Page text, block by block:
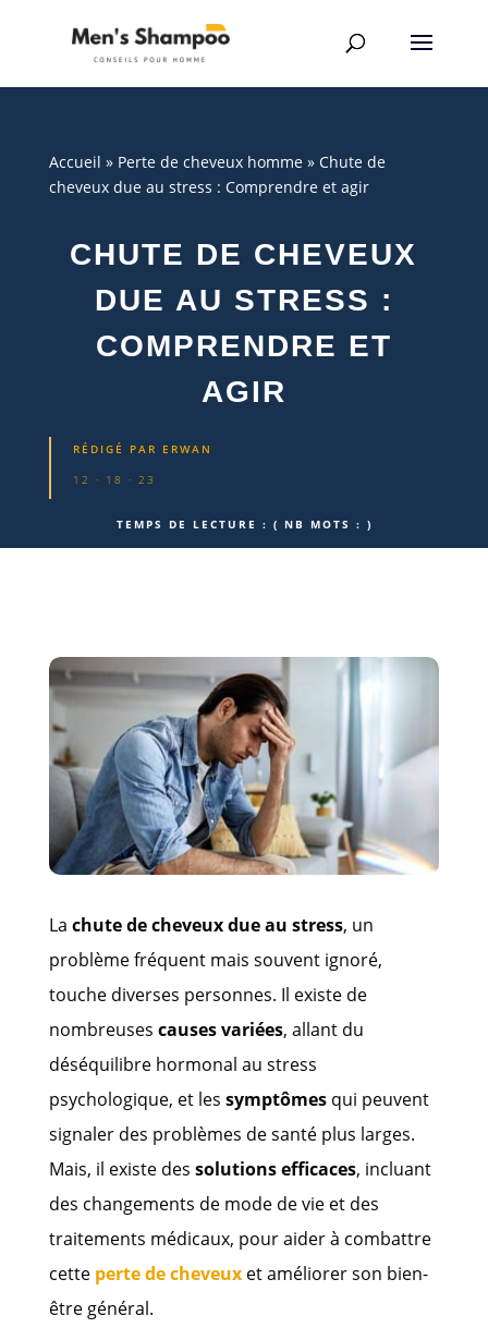
Accueil » Perte de cheveux homme» Chute de
cheveux due au stress : Comprendre et agir
CHUTE DE CHEVEUX
DUE AU STRESS :
COMPRENDRE ET
AGIR
RÉDIGÉ PAR ERWAN
12 · 18 · 23
TEMPS DE LECTURE : ( NB MOTS : )
La chute de cheveux due au stress, un
problème fréquent mais souvent ignoré,
touche diverses personnes. Il existe de
nombreuses causes variées, allant du
déséquilibre hormonal au stress
psychologique, et les symptômesqui peuvent
signaler des problèmes de santé plus larges.
Mais, il existe des solutions efficaces, incluant
des changements de mode de vie et des
traitements médicaux, pour aider à combattre
cette perte de cheveuxet améliorer son bien-
être général.